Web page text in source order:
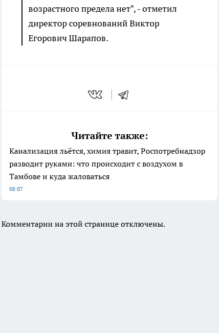
возрастного предела нет", - отметил
директор соревнований Виктор
Егорович Шарапов.
Читайте также:
Канализация льётся, химия травит, Роспотребнадзор
разводит руками: что происходит с воздухом в
Тамбове и куда жаловаться
08:07
Комментарии на этой странице отключены.